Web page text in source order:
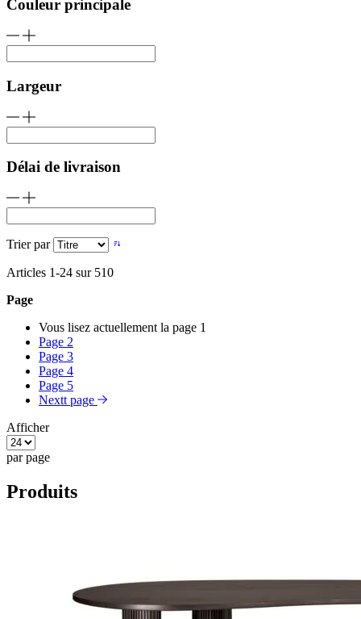
Couleur principale
Largeur
Délai de livraison
Trier par
Articles 1-24 sur 510
Page
Vous lisez actuellement la page 1
Page 2
Page 3
Page 4
Page 5
Nextt page
Afficher
par page
Produits